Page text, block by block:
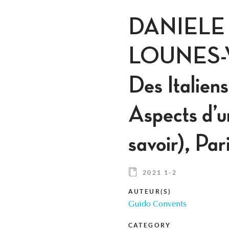
Des
Aspects
savoir),
2021 1-2
AUTEUR(S)
Guido Convents
CATEGORY